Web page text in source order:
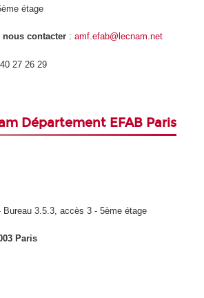
étage
contacter: amf.efab@lecnam.net
27 26 29
Département EFAB Paris
3.5.3, accès 3 - 5ème étage
Paris